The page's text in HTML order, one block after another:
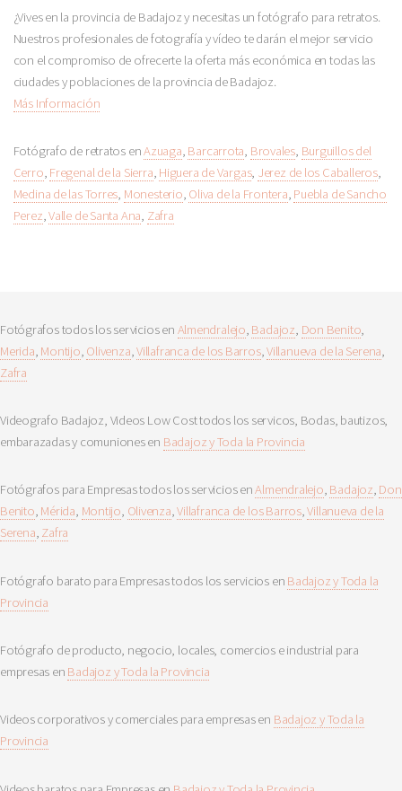
¿Vives en la provincia de Badajoz y necesitas un fotógrafo para retratos.
Nuestros profesionales de fotografía y vídeo te darán el mejor servicio
con el compromiso de ofrecerte la oferta más económica en todas las
ciudades y poblaciones de la provincia de Badajoz.
Más Información
Fotógrafo de retratos enAzuaga, Barcarrota, Brovales, Burguillos del
Cerro, Fregenal de la Sierra, Higuera de Vargas, Jerez de los Caballeros,
Medina de las Torres, Monesterio, Oliva de la Frontera, Puebla de Sancho
Perez,Valle de Santa Ana, Zafra
Fotógrafos todos los servicios en Almendralejo, Badajoz, Don Benito,
Merida, Montijo, Olivenza,Villafranca de los Barros,Villanueva de la Serena,
Zafra
Videografo Badajoz, Videos Low Cost todos los servicos, Bodas, bautizos,
embarazadas y comuniones en Badajoz y Toda la Provincia
Fotógrafos para Empresas todos los servicios enAlmendralejo, Badajoz, Don
Benito, Mérida, Montijo, Olivenza,Villafranca de los Barros,Villanueva de la
Serena, Zafra
Fotógrafo barato para Empresas todos los servicios en Badajoz y Toda la
Provincia
Fotógrafo de producto, negocio, locales, comercios e industrial para
empresas en Badajoz y Toda la Provincia
Videos corporativos y comerciales para empresas en Badajoz y Toda la
Provincia